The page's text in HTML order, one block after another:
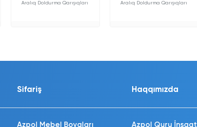
Aralıq Doldurma Qarışıqları Aralıq Doldurma Qarışıqları
Sifariş Haqqımızda
Azpol Mebel Boyaları Azpol Quru İnşaat